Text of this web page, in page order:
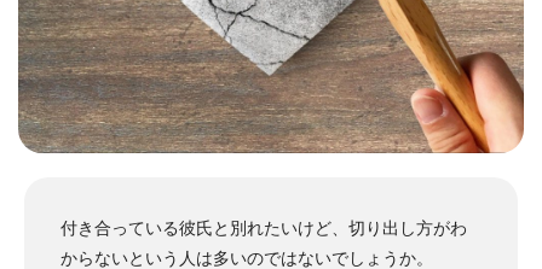
付き合っている彼氏と別れたいけど、切り出し方がわ
からないという人は多いのではないでしょうか。